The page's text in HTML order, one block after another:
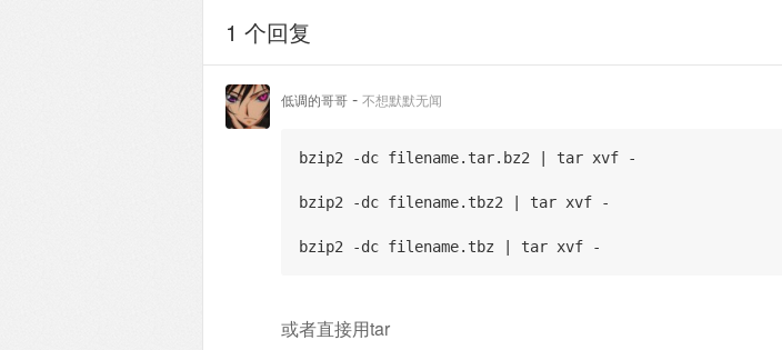
1 个回复
低调的哥哥 - 不想默默无闻
bzip2 -dc filename.tar.bz2 | tar xvf -
bzip2 -dc filename.tbz2 | tar xvf -
bzip2 -dc filename.tbz | tar xvf -
或者直接用tar